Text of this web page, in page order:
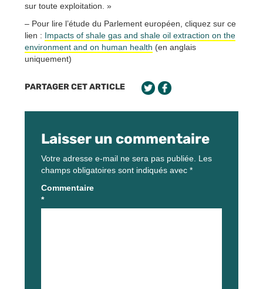
sur toute exploitation. »
– Pour lire l’étude du Parlement européen, cliquez sur ce
lien : Impacts of shale gas and shale oil extraction on the
environment and on human health (en anglais
uniquement)
PARTAGER CET ARTICLE
Laisser un commentaire
Votre adresse e-mail ne sera pas publiée. Les
champs obligatoires sont indiqués avec *
Commentaire
*